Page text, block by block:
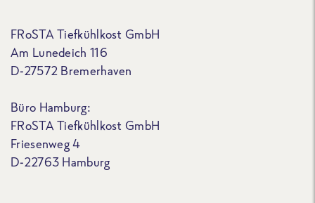
FRoSTA Tiefkühlkost GmbH
Am Lunedeich 116
D-27572 Bremerhaven
Büro Hamburg:
FRoSTA Tiefkühlkost GmbH
Friesenweg 4
D-22763 Hamburg